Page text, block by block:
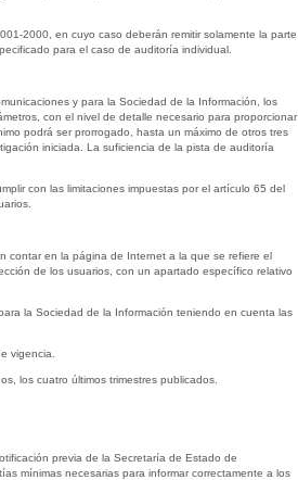
2000, en cuyo caso deberán remitir solamente la parte
para el caso de auditoría individual.
y para la Sociedad de la Información, los
con el nivel de detalle necesario para proporcionar
podrá ser prorrogado, hasta un máximo de otros tres
iniciada. La suficiencia de la pista de auditoría
con las limitaciones impuestas por el artículo 65 del
contar en la página de Internet a la que se refiere el
de los usuarios, con un apartado específico relativo
la Sociedad de la Información teniendo en cuenta las
vigencia.
los cuatro últimos trimestres publicados.
previa de la Secretaría de Estado de
mínimas necesarias para informar correctamente a los